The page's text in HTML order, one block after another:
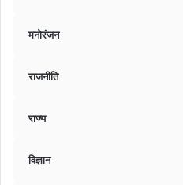
मनोरंजन
राजनीति
राज्य
विज्ञान